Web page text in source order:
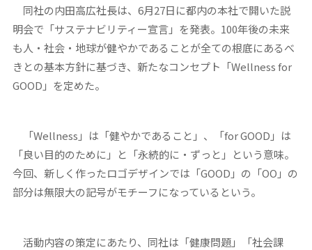
同社の内田高広社長は、6月27日に都内の本社で開いた説
明会で「サステナビリティー宣言」を発表。100年後の未来
も人・社会・地球が健やかであることが全ての根底にあるべ
きとの基本方針に基づき、新たなコンセプト「Wellness for
GOOD」を定めた。
「Wellness」は「健やかであること」、「for GOOD」は
「良い目的のために」と「永続的に・ずっと」という意味。
今回、新しく作ったロゴデザインでは「GOOD」の「OO」の
部分は無限大の記号がモチーフになっているという。
活動内容の策定にあたり、同社は「健康問題」「社会課